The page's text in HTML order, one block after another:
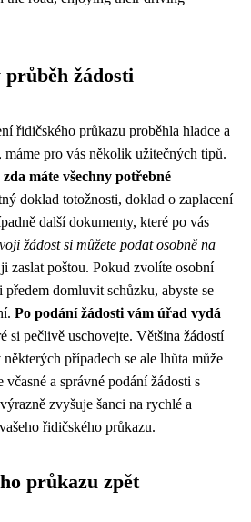
žádosti
řidičského průkazu proběhla hladce a
máme pro vás několik užitečných tipů.
máte všechny potřebné
doklad totožnosti, doklad o zaplacení
další dokumenty, které po vás
žádost si můžete podat osobně na
zaslat poštou. Pokud zvolíte osobní
domluvit schůzku, abyste se
Po podání žádosti vám úřad vydá
si pečlivě uschovejte. Většina žádostí
případech se ale lhůta může
a správné podání žádosti s
zvyšuje šanci na rychlé a
řidičského průkazu.
průkazu zpět